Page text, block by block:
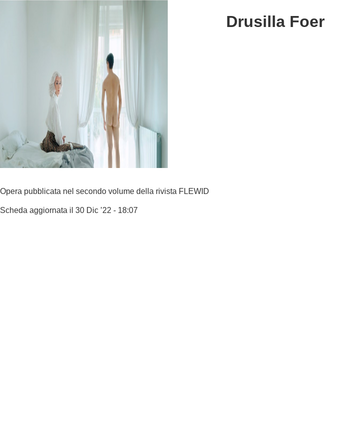
Drusilla Foer
Opera pubblicata nel secondo volume della rivista FLEWID
Scheda aggiornata il 30 Dic ’22 - 18:07